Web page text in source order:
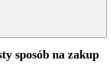
sposób na zakup